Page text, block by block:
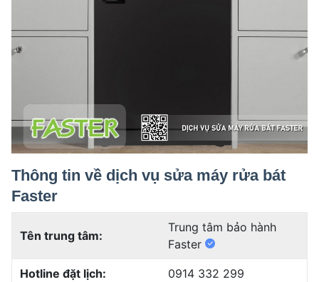
Thông tin về dịch vụ sửa máy rửa bát
Faster
Tên trung tâm:
Trung tâm bảo hành
Faster
Hotline đặt lịch: 0914 332 299